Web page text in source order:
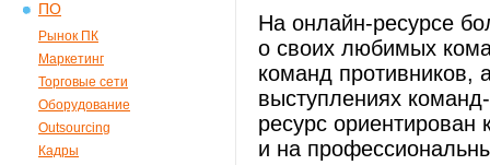
ПО
Рынок ПК
Маркетинг
Торговые сети
Оборудование
Outsourcing
Кадры
На онлайн-ресурсе
о своих любимых
команд противников,
выступлениях
ресурс
и на